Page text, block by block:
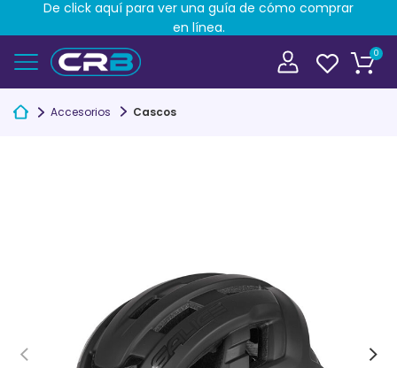
0
Accesorios Cascos
De click aquí para ver una guía de cómo comprar
en línea.